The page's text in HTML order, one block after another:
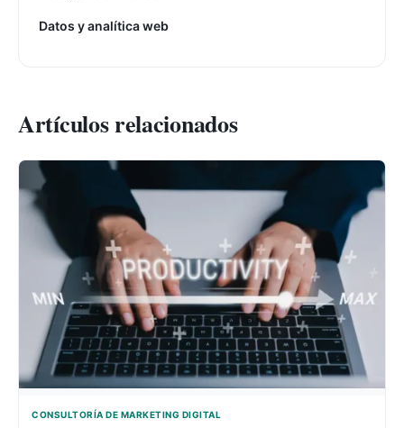
Datos y analítica web
Artículos relacionados
CONSULTORÍA DE MARKETING DIGITAL